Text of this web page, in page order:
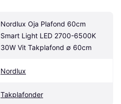
Nordlux Oja Plafond 60cm
Smart Light LED 2700-6500K
30W Vit Takplafond ∅ 60cm
Nordlux
Takplafonder